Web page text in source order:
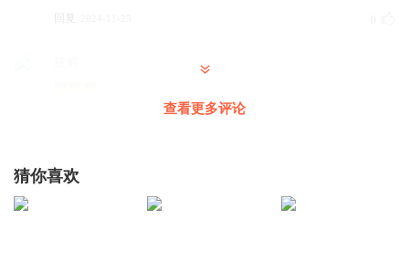
回复
查看更多评论
猜你喜欢